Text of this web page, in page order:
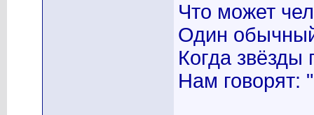
Что может
Один
Когда звёзды
Нам говорят: